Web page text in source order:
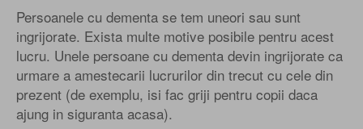
Persoanele cu dementa se tem uneori sau sunt
ingrijorate. Exista multe motive posibile pentru acest
lucru. Unele persoane cu dementa devin ingrijorate ca
urmare a amestecarii lucrurilor din trecut cu cele din
prezent (de exemplu, isi fac griji pentru copii daca
ajung in siguranta acasa).